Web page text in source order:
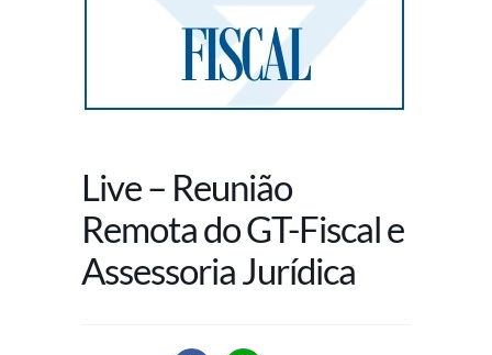
Live – Reunião
Remota do GT-Fiscal e
Assessoria Jurídica